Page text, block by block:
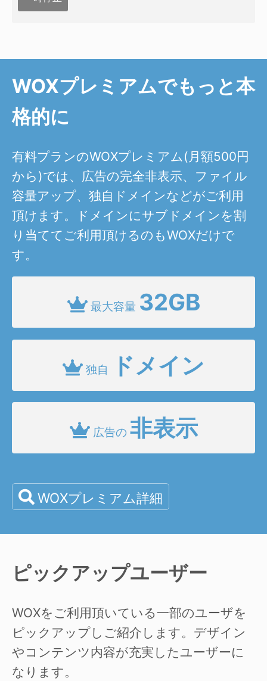
WOXプレミアムでもっと本
格的に
有料プランのWOXプレミアム(月額500円
から)では、広告の完全非表示、ファイル
容量アップ、独自ドメインなどがご利用
頂けます。ドメインにサブドメインを割
り当ててご利用頂けるのもWOXだけで
す。
最大容量 32GB
独自 ドメイン
広告の 非表示
WOXプレミアム詳細
ピックアップユーザー
WOXをご利用頂いている一部のユーザを
ピックアップしご紹介します。デザイン
やコンテンツ内容が充実したユーザーに
なります。